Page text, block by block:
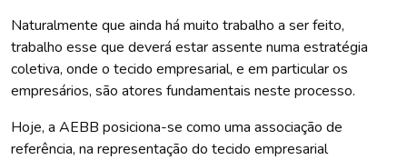
Naturalmente que ainda há muito trabalho a ser feito,
trabalho esse que deverá estar assente numa estratégia
coletiva, onde o tecido empresarial, e em particular os
empresários, são atores fundamentais neste processo.
Hoje, a AEBB posiciona-se como uma associação de
referência, na representação do tecido empresarial